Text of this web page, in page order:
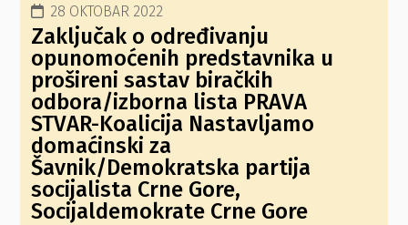
28 OKTOBAR 2022
Zaključak o određivanju
opunomoćenih predstavnika u
prošireni sastav biračkih
odbora/izborna lista PRAVA
STVAR-Koalicija Nastavljamo
domaćinski za
Šavnik/Demokratska partija
socijalista Crne Gore,
Socijaldemokrate Crne Gore